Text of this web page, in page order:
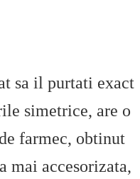
sa il purtati exact
simetrice, are o
farmec, obtinut
mai accesorizata,